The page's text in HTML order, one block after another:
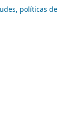
políticas de